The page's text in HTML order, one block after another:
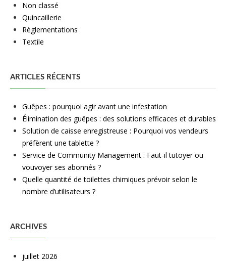
Non classé
Quincaillerie
Règlementations
Textile
ARTICLES RÉCENTS
Guêpes : pourquoi agir avant une infestation
Élimination des guêpes : des solutions efficaces et durables
Solution de caisse enregistreuse : Pourquoi vos vendeurs
préfèrent une tablette ?
Service de Community Management : Faut-il tutoyer ou
vouvoyer ses abonnés ?
Quelle quantité de toilettes chimiques prévoir selon le
nombre d’utilisateurs ?
ARCHIVES
juillet 2026